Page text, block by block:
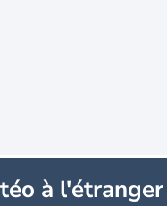
à l'étranger